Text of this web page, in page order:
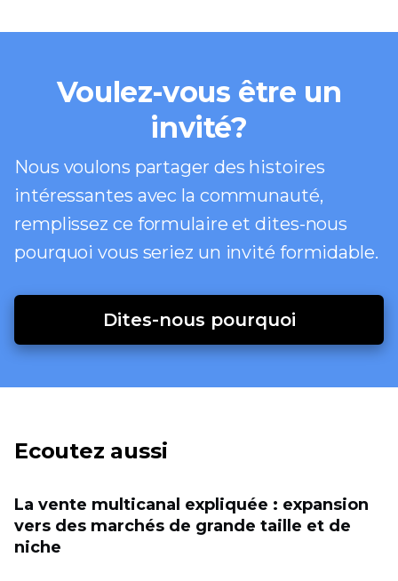
Voulez-vous être un
invité?
Nous voulons partager des histoires
intéressantes avec la communauté,
remplissez ce formulaire et dites-nous
pourquoi vous seriez un invité formidable.
Dites-nous pourquoi
Ecoutez aussi
La vente multicanal expliquée : expansion
vers des marchés de grande taille et de
niche